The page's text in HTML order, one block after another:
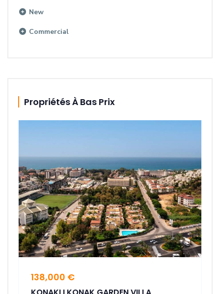
New
Commercial
Propriétés À Bas Prix
138,000 €